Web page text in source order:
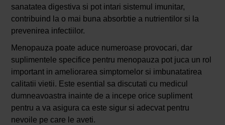
sanatatea digestiva si pot intari sistemul imunitar,
contribuind la o mai buna absorbtie a nutrientilor si la
prevenirea infectiilor.
Menopauza poate aduce numeroase provocari, dar
suplimentele specifice pentru menopauza pot juca un rol
important in ameliorarea simptomelor si imbunatatirea
calitatii vietii. Este esential sa discutati cu medicul
dumneavoastra inainte de a incepe orice supliment
pentru a va asigura ca este sigur si adecvat pentru
nevoile pe care le aveti.